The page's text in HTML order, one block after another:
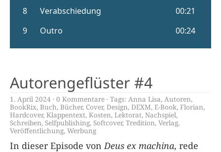
Autorengeflüster #4
1. April 2024 0 Kommentare Tags: Anna Lisa, Autoren,
BookRix, Buch, Bücher, Cover, Design, DEXM, E-Book, Florian,
Hardcover, Klappentext, Kosten, Lektorat, Nachspiel,
Schreiben, Selfpublishing, Softcover, Tredition, Verlag,
Veröffentlichung, Werbung
In dieser Episode von Deus ex machina, rede